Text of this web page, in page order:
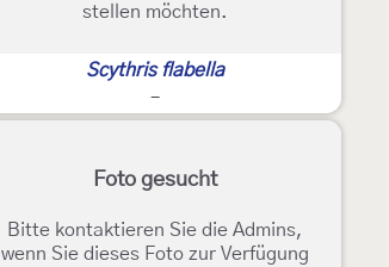
stellen möchten.
Scythris flabella
-
Foto gesucht
Bitte kontaktieren Sie die Admins,
wenn Sie dieses Foto zur Verfügung